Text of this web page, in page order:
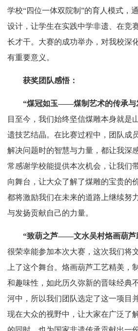
学校“四位一体双院制”的育人模式，
设计，让学生在实践中学非遗、在竞
长才干。大赛的成功举办，对我校深
有重要意义。
获奖团队感悟：
“煤冠如玉——煤制艺术的传承与
目至今，我们始终坚信煤雕本身就是
遗技艺结晶。在比赛过程中，团队成
解决问题时的智慧与力量，都让我深
常感谢学校能提供本次机会，让我们
向舞台，让大众了解了煤雕的宝贵的
都将激励我们在未来的道路上继续努
与发扬贡献自己的力量。
“致葫之芦——文水吴村烙画葫芦
很荣幸能参加本次大赛，这次我们将
上了这个舞台。烙画葫芦工艺精美，
和趣味性，如此历久弥新的晋味经典
河中，所以我们团队选定了这一项目
现在大众的视野中，让大家在广泛了